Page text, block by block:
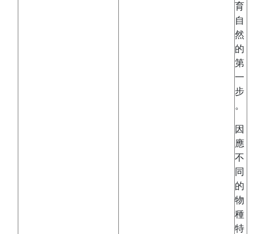
育
自
然
的
第
一
步
。
因
應
不
同
的
物
種
特